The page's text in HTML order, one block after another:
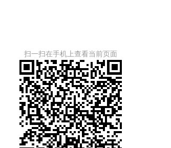
扫一扫在手机上查看当前页面